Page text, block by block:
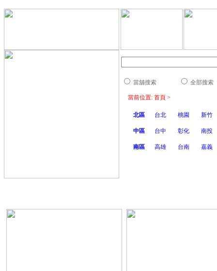
當舖搜索 全部搜索
當前位置: 首頁 >
北區 台北 桃園 新竹
中區 台中 彰化 南投
南區 高雄 台南 嘉義